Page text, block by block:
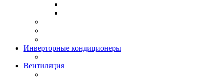
Инверторные кондиционеры
Вентиляция